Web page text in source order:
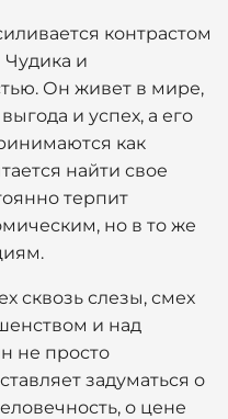
контрастом
и
Он живет в мире,
и успех, а его
как
найти свое
терпит
но в то же
сквозь слезы, смех
и над
не просто
задуматься о
о цене